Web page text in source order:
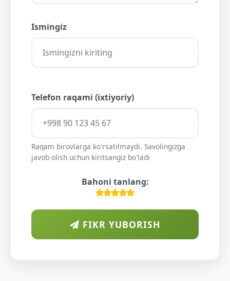
Ismingiz
Telefon raqami (ixtiyoriy)
Raqam birovlarga ko'rsatilmaydi. Savolingizga
javob olish uchun kiritsangiz bo'ladi
Bahoni tanlang:
FIKR YUBORISH